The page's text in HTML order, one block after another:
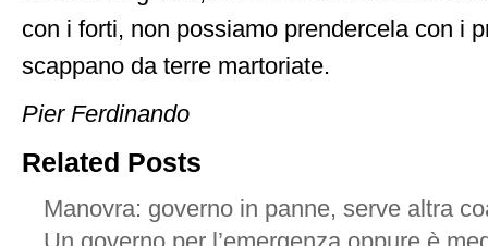
con i forti, non possiamo prendercela con i
scappano da terre martoriate.
Pier Ferdinando
Related Posts
Manovra: governo in panne, serve altra